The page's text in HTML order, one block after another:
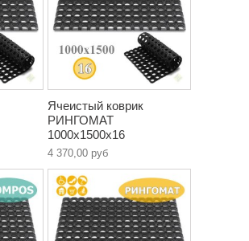
Ячеистый коврик
РИНГОМАТ
1000х1500х16
4 370,00 руб